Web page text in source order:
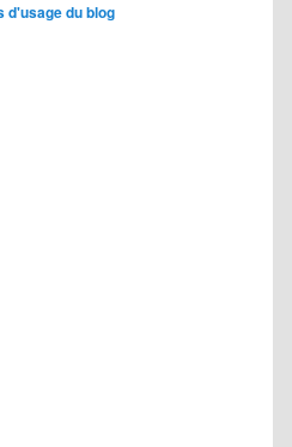
d'usage du blog